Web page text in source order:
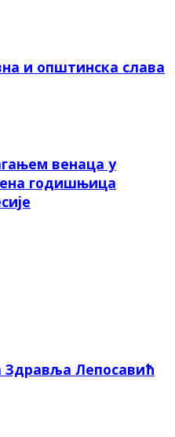
и општинска слава
венаца у
годишњица
Лепосавић